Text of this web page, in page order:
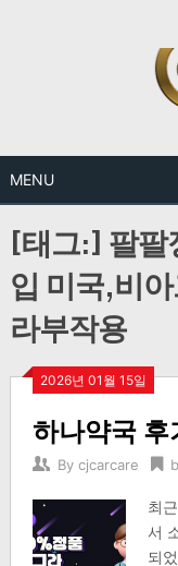
MENU
[태그:]팔
입 미국,비
라부작용
2026년 01월 15일
하나약국 후
By cjcarcare
최
서
되